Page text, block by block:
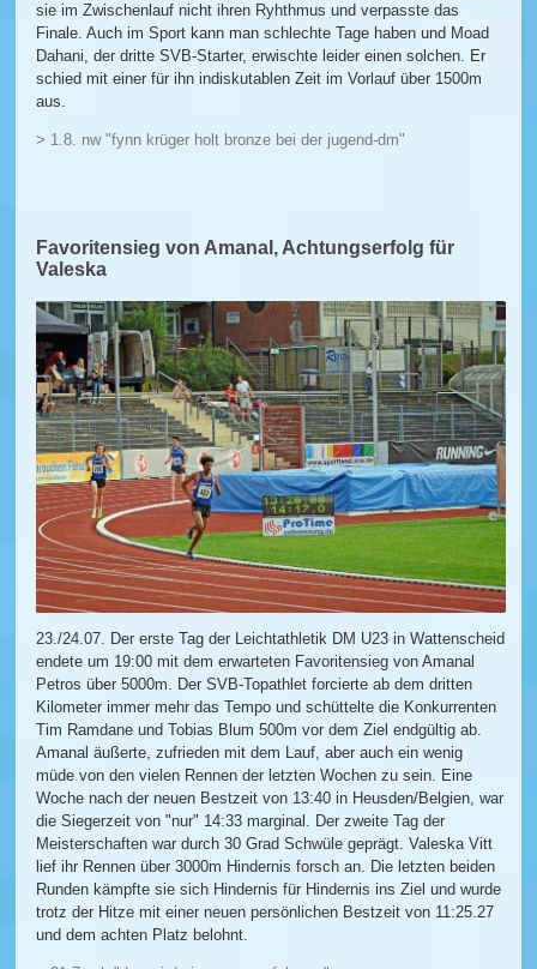
sie im Zwischenlauf nicht ihren Ryhthmus und verpasste das
Finale. Auch im Sport kann man schlechte Tage haben und Moad
Dahani, der dritte SVB-Starter, erwischte leider einen solchen. Er
schied mit einer für ihn indiskutablen Zeit im Vorlauf über 1500m
aus.
> 1.8. nw "fynn krüger holt bronze bei der jugend-dm"
Favoritensieg von Amanal, Achtungserfolg für
Valeska
23./24.07. Der erste Tag der Leichtathletik DM U23 in Wattenscheid
endete um 19:00 mit dem erwarteten Favoritensieg von Amanal
Petros über 5000m. Der SVB-Topathlet forcierte ab dem dritten
Kilometer immer mehr das Tempo und schüttelte die Konkurrenten
Tim Ramdane und Tobias Blum 500m vor dem Ziel endgültig ab.
Amanal äußerte, zufrieden mit dem Lauf, aber auch ein wenig
müde von den vielen Rennen der letzten Wochen zu sein. Eine
Woche nach der neuen Bestzeit von 13:40 in Heusden/Belgien, war
die Siegerzeit von "nur" 14:33 marginal. Der zweite Tag der
Meisterschaften war durch 30 Grad Schwüle geprägt. Valeska Vitt
lief ihr Rennen über 3000m Hindernis forsch an. Die letzten beiden
Runden kämpfte sie sich Hindernis für Hindernis ins Ziel und wurde
trotz der Hitze mit einer neuen persönlichen Bestzeit von 11:25.27
und dem achten Platz belohnt.